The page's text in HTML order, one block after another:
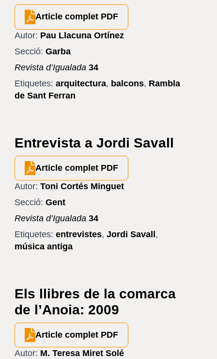
Article complet PDF
Autor: Pau Llacuna Ortínez
Secció: Garba
Revista d’Igualada 34
Etiquetes: arquitectura, balcons, Rambla
de Sant Ferran
Entrevista a Jordi Savall
Article complet PDF
Autor: Toni Cortés Minguet
Secció: Gent
Revista d’Igualada 34
Etiquetes: entrevistes, Jordi Savall,
música antiga
Els llibres de la comarca
de l’Anoia: 2009
Article complet PDF
Autor: M. Teresa Miret Solé